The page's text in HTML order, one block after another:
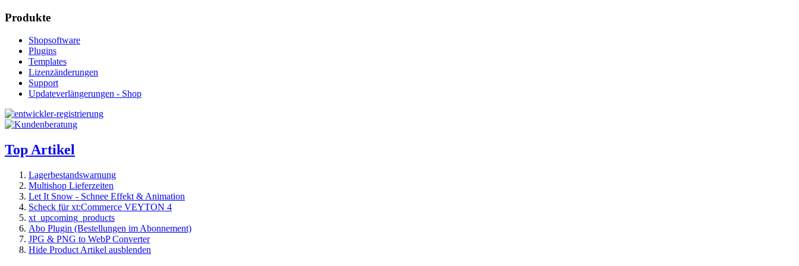
Produkte
Shopsoftware
Plugins
Templates
Lizenzänderungen
Support
Updateverlängerungen - Shop
Top Artikel
Lagerbestandswarnung
Multishop Lieferzeiten
Let It Snow - Schnee Effekt & Animation
Scheck für xt:Commerce VEYTON 4
xt_upcoming_products
Abo Plugin (Bestellungen im Abonnement)
JPG & PNG to WebP Converter
Hide Product Artikel ausblenden